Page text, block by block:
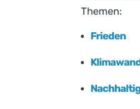
Themen:
Frieden